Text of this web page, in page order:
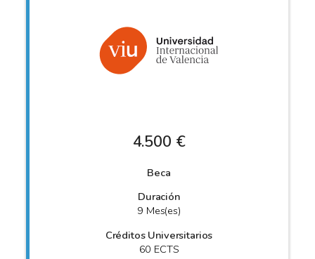
4.500 €
Beca
Duración
9 Mes(es)
Créditos Universitarios
60 ECTS